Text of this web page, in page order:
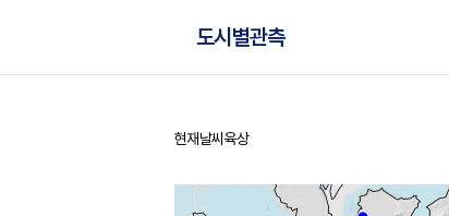
도시별관측
홈
현재날씨 육상